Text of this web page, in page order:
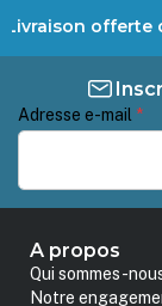
Livraison offerte
Adresse e-mail *
A propos
Qui sommes-
Notre